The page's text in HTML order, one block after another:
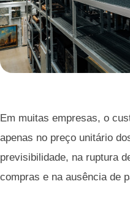
Em muitas empresas, o
apenas no preço unitário
previsibilidade, na ruptura
compras e na ausência de